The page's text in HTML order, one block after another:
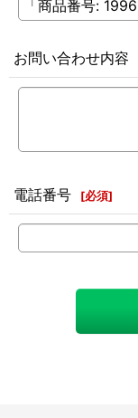
お問い合わせ内容
電話番号 [必須]